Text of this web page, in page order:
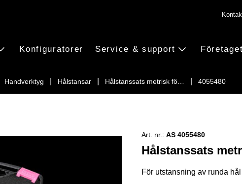
Handverktyg Hålstansar Hålstanssats metrisk fö… 4055480
Konfiguratorer Service & support Företaget
Hålstanssats
Art. nr.: AS 4055480
För utstansning av runda hål